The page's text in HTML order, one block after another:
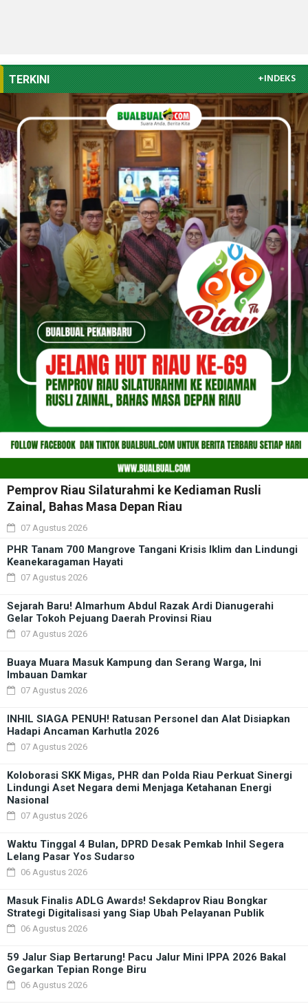
TERKINI +INDEKS
Pemprov Riau Silaturahmi ke Kediaman Rusli
Zainal, Bahas Masa Depan Riau
07 Agustus 2026
PHR Tanam 700 Mangrove Tangani Krisis Iklim dan Lindungi
Keanekaragaman Hayati
07 Agustus 2026
Sejarah Baru! Almarhum Abdul Razak Ardi Dianugerahi
Gelar Tokoh Pejuang Daerah Provinsi Riau
07 Agustus 2026
Buaya Muara Masuk Kampung dan Serang Warga, Ini
Imbauan Damkar
07 Agustus 2026
INHIL SIAGA PENUH! Ratusan Personel dan Alat Disiapkan
Hadapi Ancaman Karhutla 2026
07 Agustus 2026
Koloborasi SKK Migas, PHR dan Polda Riau Perkuat Sinergi
Lindungi Aset Negara demi Menjaga Ketahanan Energi
Nasional
07 Agustus 2026
Waktu Tinggal 4 Bulan, DPRD Desak Pemkab Inhil Segera
Lelang Pasar Yos Sudarso
06 Agustus 2026
Masuk Finalis ADLG Awards! Sekdaprov Riau Bongkar
Strategi Digitalisasi yang Siap Ubah Pelayanan Publik
06 Agustus 2026
59 Jalur Siap Bertarung! Pacu Jalur Mini IPPA 2026 Bakal
Gegarkan Tepian Ronge Biru
06 Agustus 2026